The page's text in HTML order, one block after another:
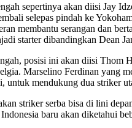
sepertinya akan diisi Jay
selepas pindah ke
membantu serangan dan
starter dibandingkan Dean
posisi ini akan diisi Thom
Marselino Ferdinan yang
untuk mendukung dua striker
striker serba bisa di lini
baru akan diketahui